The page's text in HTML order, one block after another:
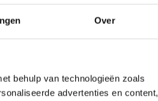
Over
behulp van technologieën zoals
advertenties en content,